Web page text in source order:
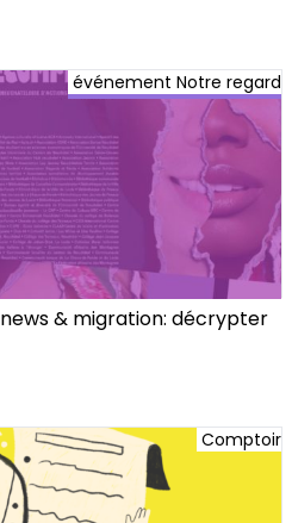
événement Notre regard
news & migration: décrypter
Comptoir